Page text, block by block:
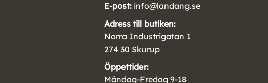
E-post: info@landang.se
Adress till butiken:
Norra Industrigatan 1
274 30 Skurup
Öppettider:
Måndag-Fredag 9-18